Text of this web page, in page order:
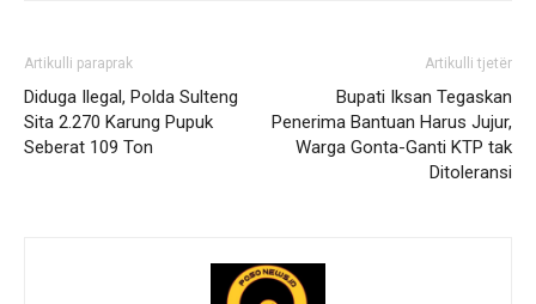
Artikulli paraprak
Diduga Ilegal, Polda Sulteng
Sita 2.270 Karung Pupuk
Seberat 109 Ton
Artikulli tjetër
Bupati Iksan Tegaskan
Penerima Bantuan Harus Jujur,
Warga Gonta-Ganti KTP tak
Ditoleransi